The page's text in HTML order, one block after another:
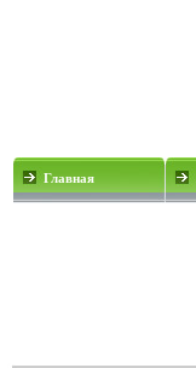
Главная